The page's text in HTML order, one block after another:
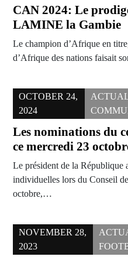
CAN 2024: Le
LAMINE la Gambie
Le champion d’Afrique en
d’Afrique des nations faisait
OCTOBER 24,
2024
Les nominations du
ce mercredi 23
Le président de la République
individuelles lors du Conseil
octobre,…
NOVEMBER 28,
2023